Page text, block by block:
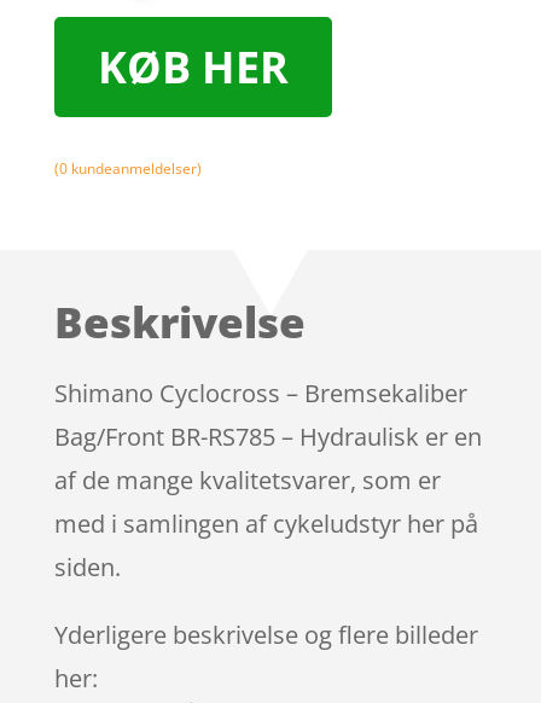
KØB HER
(0kundeanmeldelser)
Beskrivelse
Shimano Cyclocross – Bremsekaliber
Bag/Front BR-RS785 – Hydraulisk er en
af de mange kvalitetsvarer, som er
med i samlingen af cykeludstyr her på
siden.
Yderligere beskrivelse og flere billeder
her: